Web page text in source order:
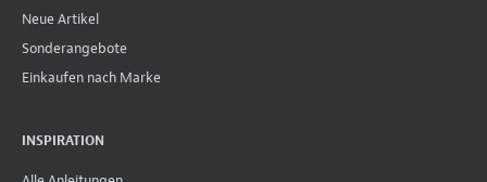
Neue Artikel
Sonderangebote
Einkaufen nach Marke
INSPIRATION